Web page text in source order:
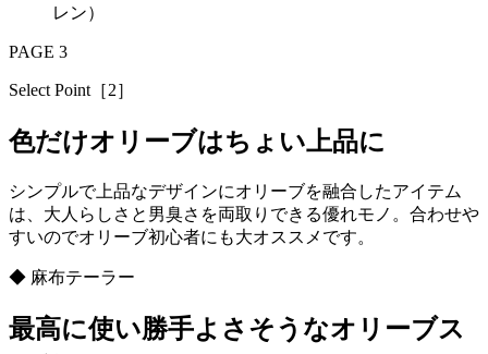
レン）
PAGE 3
Select Point［2］
色だけオリーブはちょい上品に
シンプルで上品なデザインにオリーブを融合したアイテム
は、大人らしさと男臭さを両取りできる優れモノ。合わせや
すいのでオリーブ初心者にも大オススメです。
◆ 麻布テーラー
最高に使い勝手よさそうなオリーブス